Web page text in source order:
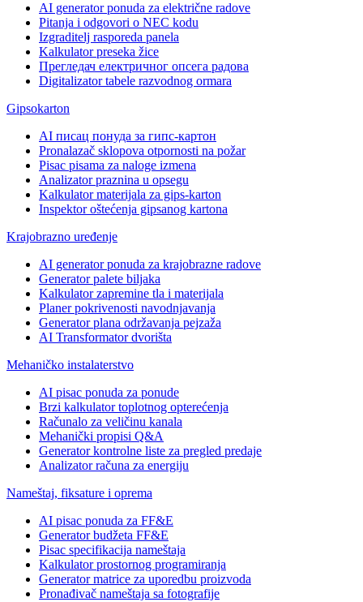
AI generator ponuda za električne radove
Pitanja i odgovori o NEC kodu
Izgraditelj rasporeda panela
Kalkulator preseka žice
Прегледач електричног опсега радова
Digitalizator tabele razvodnog ormara
Gipsokarton
AI писац понуда за гипс-картон
Pronalazač sklopova otpornosti na požar
Pisac pisama za naloge izmena
Analizator praznina u opsegu
Kalkulator materijala za gips-karton
Inspektor oštećenja gipsanog kartona
Krajobrazno uređenje
AI generator ponuda za krajobrazne radove
Generator palete biljaka
Kalkulator zapremine tla i materijala
Planer pokrivenosti navodnjavanja
Generator plana održavanja pejzaža
AI Transformator dvorišta
Mehaničko instalaterstvo
AI pisac ponuda za ponude
Brzi kalkulator toplotnog opterećenja
Računalo za veličinu kanala
Mehanički propisi Q&A
Generator kontrolne liste za pregled predaje
Analizator računa za energiju
Nameštaj, fiksature i oprema
AI pisac ponuda za FF&E
Generator budžeta FF&E
Pisac specifikacija nameštaja
Kalkulator prostornog programiranja
Generator matrice za uporedbu proizvoda
Pronađivač nameštaja sa fotografije